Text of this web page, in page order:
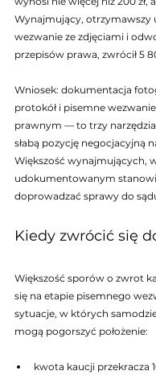
Wynajmujący,
wezwanie ze zdjęciami i
przepisów prawa, zwrócił 5
Wniosek: dokumentacja
protokół i pisemne
prawnym — to trzy
słabą pozycję negocjacyjną
Większość wynajmujących,
udokumentowanym
doprowadzać sprawy do
Kiedy zwrócić się
Większość sporów o zwrot
się na etapie pisemnego
sytuacje, w których
mogą pogorszyć położenie:
kwota kaucji przekracza